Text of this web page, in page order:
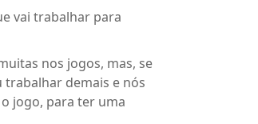
vai trabalhar para
nos jogos, mas, se
trabalhar demais e nós
jogo, para ter uma